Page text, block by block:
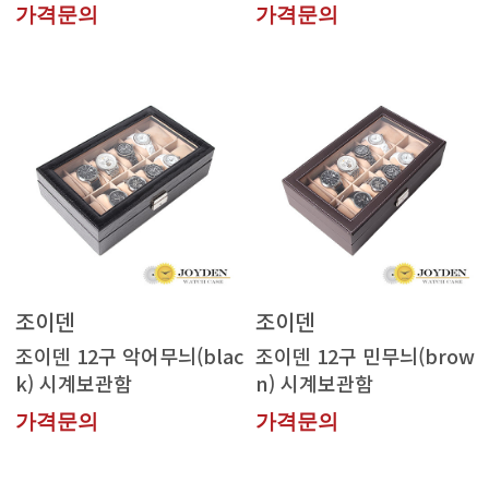
가격문의 가격문의
조이덴
k) 시계보관함
가격문의
조이덴
n) 시계보관함
가격문의